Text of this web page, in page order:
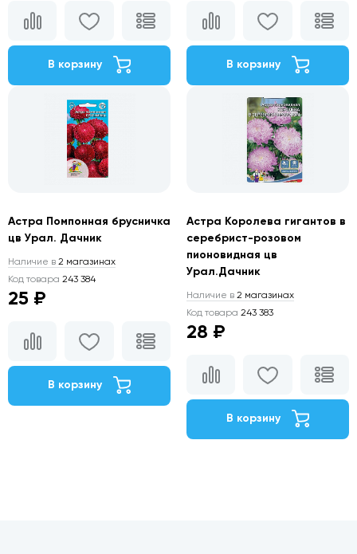
В корзину В корзину
Астра Помпонная брусничка
цв Урал. Дачник
Наличие в 2 магазинах
Код товара 243 384
25 ₽
В корзину
Астра Королева гигантов в
серебрист-розовом
пионовидная цв
Урал.Дачник
Наличие в 2 магазинах
Код товара 243 383
28 ₽
В корзину